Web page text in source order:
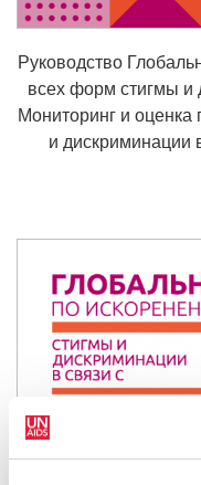
Руководство
всех форм стигмы
Мониторинг и
и дискриминации